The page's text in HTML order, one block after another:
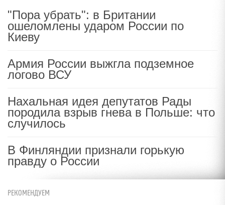
"Пора убрать": в Британии
ошеломлены ударом России по
Киеву
Армия России выжгла подземное
логово ВСУ
Нахальная идея депутатов Рады
породила взрыв гнева в Польше: что
случилось
В Финляндии признали горькую
правду о России
РЕКОМЕНДУЕМ